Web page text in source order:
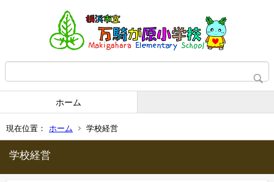
ホーム
現在位置： ホーム 学校経営
学校経営